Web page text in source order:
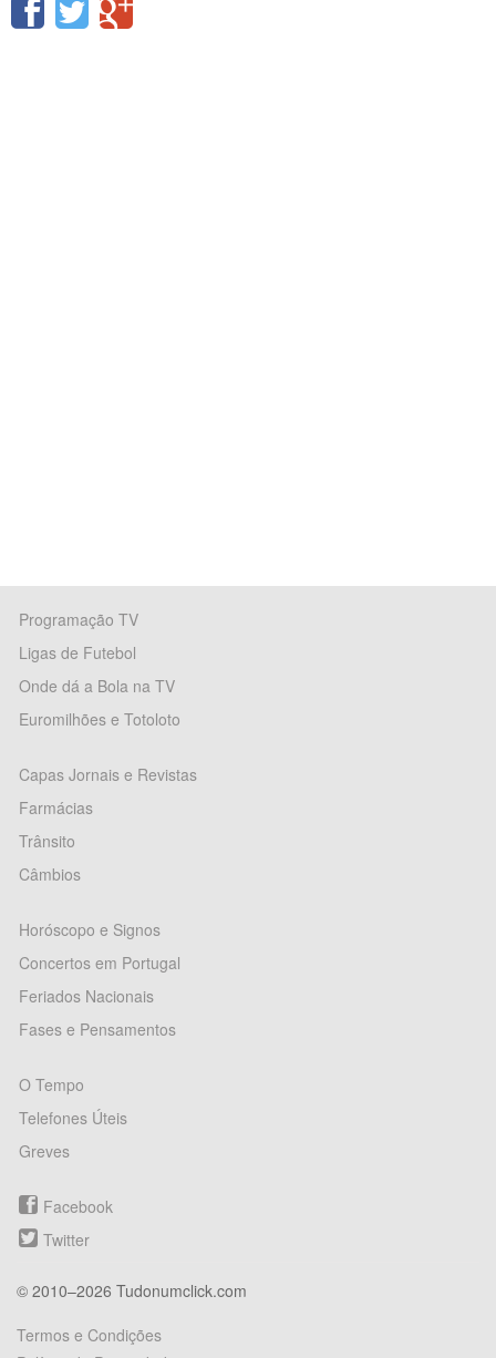
Programação TV
Ligas de Futebol
Onde dá a Bola na TV
Euromilhões e Totoloto
Capas Jornais e Revistas
Farmácias
Trânsito
Câmbios
Horóscopo e Signos
Concertos em Portugal
Feriados Nacionais
Fases e Pensamentos
O Tempo
Telefones Úteis
Greves
Facebook
Twitter
© 2010–2026 Tudonumclick.com
Termos e Condições